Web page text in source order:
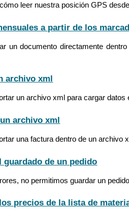
leer nuestra posición GPS
a partir de los
un documento directamente
archivo xml
un archivo xml para cargar datos
archivo xml
una factura dentro de un archivo
guardado de un pedido
no permitimos guardar un
precios de la lista de